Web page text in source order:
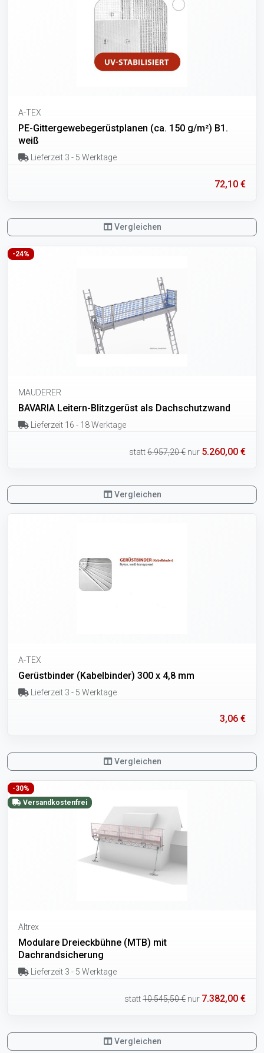
A-TEX
PE-Gittergewebegerüstplanen (ca. 150 g/m²) B1.
weiß
Lieferzeit 3 - 5 Werktage
72,10 €
Vergleichen
-24%
MAUDERER
BAVARIA Leitern-Blitzgerüst als Dachschutzwand
Lieferzeit 16 - 18 Werktage
statt6.957,20 € nur 5.260,00 €
Vergleichen
A-TEX
Gerüstbinder (Kabelbinder) 300 x 4,8 mm
Lieferzeit 3 - 5 Werktage
3,06 €
Vergleichen
-30%
Versandkostenfrei
Altrex
Modulare Dreieckbühne (MTB) mit
Dachrandsicherung
Lieferzeit 3 - 5 Werktage
statt10.545,50 € nur 7.382,00 €
Vergleichen